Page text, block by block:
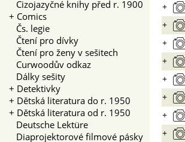
Cizojazyčné knihy před r. 1900
+ Comics
Čs. legie
Čtení pro dívky
Čtení pro ženy v sešitech
Curwoodův odkaz
Dálky sešity
+ Detektivky
+ Dětská literatura do r. 1950
+ Dětská literatura od r. 1950
Deutsche Lektüre
Diaprojektorové filmové pásky
+
+
+
+
+
+
+
+